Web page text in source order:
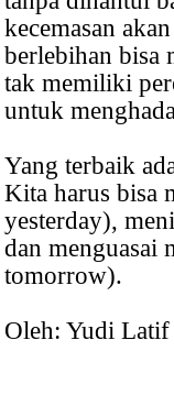
kecemasan
berlebihan bisa
tak memiliki
untuk
Yang terbaik
Kita harus bisa
yesterday),
dan menguasai
tomorrow).
Oleh: Yudi Latif